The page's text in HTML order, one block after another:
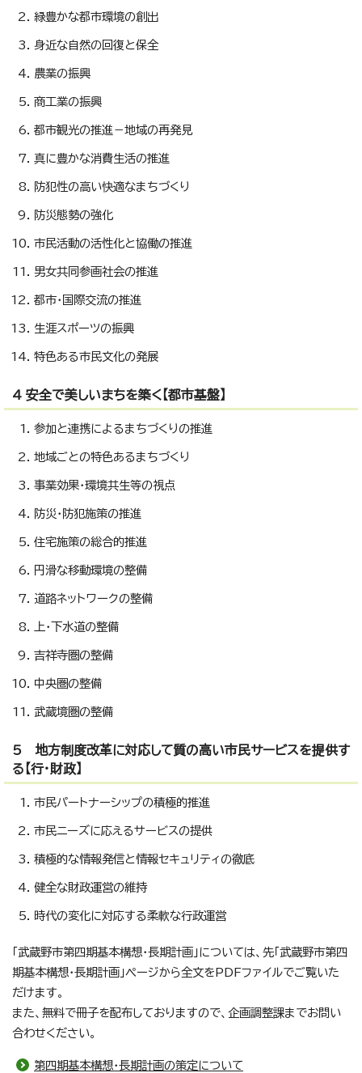
緑豊かな都市環境の創出
身近な自然の回復と保全
農業の振興
商工業の振興
都市観光の推進－地域の再発見
真に豊かな消費生活の推進
防犯性の高い快適なまちづくり
防災態勢の強化
市民活動の活性化と協働の推進
男女共同参画社会の推進
都市・国際交流の推進
生涯スポーツの振興
特色ある市民文化の発展
4 安全で美しいまちを築く【都市基盤】
参加と連携によるまちづくりの推進
地域ごとの特色あるまちづくり
事業効果・環境共生等の視点
防災・防犯施策の推進
住宅施策の総合的推進
円滑な移動環境の整備
道路ネットワークの整備
上・下水道の整備
吉祥寺圏の整備
中央圏の整備
武蔵境圏の整備
5 地方制度改革に対応して質の高い市民サービスを提供す
る【行・財政】
市民パートナーシップの積極的推進
市民ニーズに応えるサービスの提供
積極的な情報発信と情報セキュリティの徹底
健全な財政運営の維持
時代の変化に対応する柔軟な行政運営
「武蔵野市第四期基本構想・長期計画」については、先「武蔵野市第四
期基本構想・長期計画」ページから全文をPDFファイルでご覧いた
だけます。
また、無料で冊子を配布しておりますので、企画調整課までお問い
合わせください。
第四期基本構想・長期計画の策定について